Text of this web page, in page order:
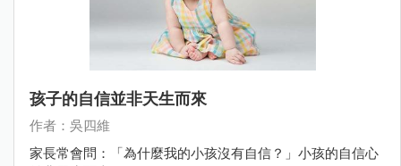
孩子的自信並非天生而來
作者：吳四維
家長常會問：「為什麼我的小孩沒有自信？」小孩的自信心